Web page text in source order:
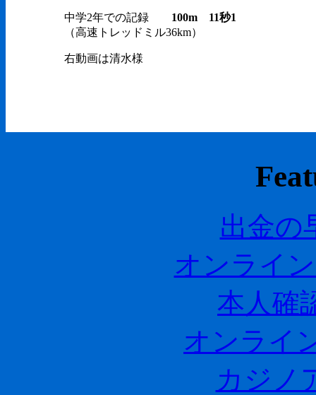
中学2年での記録 100m 11秒1
（高速トレッドミル36km）
右動画は清水様
出金の
オンライ
本人確
オンライ
カジノ